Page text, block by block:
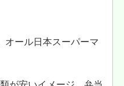
オール日本スーパーマ